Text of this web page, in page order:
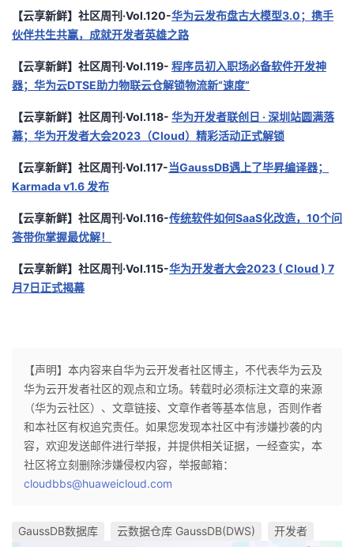
【云享新鲜】社区周刊·Vol.120-华为云发布盘古大模型3.0；携手
伙伴共生共赢，成就开发者英雄之路
【云享新鲜】社区周刊·Vol.119- 程序员初入职场必备软件开发神
器；华为云DTSE助力物联云仓解锁物流新“速度”
【云享新鲜】社区周刊·Vol.118- 华为开发者联创日 · 深圳站圆满落
幕；华为开发者大会2023（Cloud）精彩活动正式解锁
【云享新鲜】社区周刊·Vol.117-当GaussDB遇上了毕昇编译器；
Karmada v1.6 发布
【云享新鲜】社区周刊·Vol.116-传统软件如何SaaS化改造，10个问
答带你掌握最优解！
【云享新鲜】社区周刊·Vol.115-华为开发者大会2023 ( Cloud ) 7
月7日正式揭幕
【声明】本内容来自华为云开发者社区博主，不代表华为云及
华为云开发者社区的观点和立场。转载时必须标注文章的来源
（华为云社区）、文章链接、文章作者等基本信息，否则作者
和本社区有权追究责任。如果您发现本社区中有涉嫌抄袭的内
容，欢迎发送邮件进行举报，并提供相关证据，一经查实，本
社区将立刻删除涉嫌侵权内容，举报邮箱：
cloudbbs@huaweicloud.com
GaussDB数据库 云数据仓库 GaussDB(DWS) 开发者